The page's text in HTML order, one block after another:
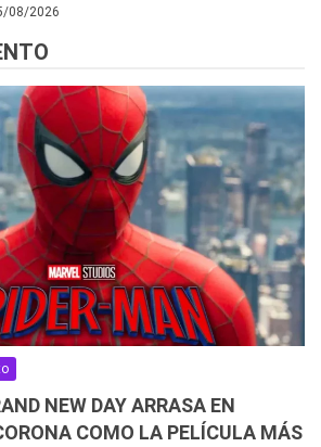
08/2026
NEW DAY ARRASA EN
COMO LA PELÍCULA MÁS